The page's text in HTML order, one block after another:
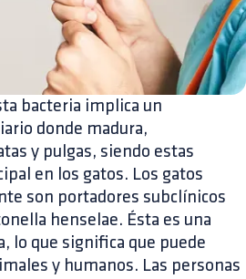
bacteria implica un
donde madura,
y pulgas, siendo estas
en los gatos. Los gatos
son portadores subclínicos
henselae. Ésta es una
lo que significa que puede
y humanos. Las personas